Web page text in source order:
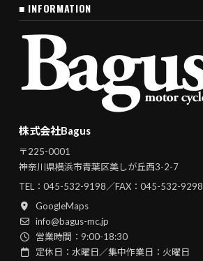
■ INFORMATION
株式会社Bagus
〒225-0001
神奈川県横浜市青葉区美しが丘西3-2-7
TEL： 045-532-9198／FAX：045-532-9298
GoogleMaps
info@bagus-mc.jp
営業時間：9:00-18:30
定休日：水曜日／集中作業日：火曜日